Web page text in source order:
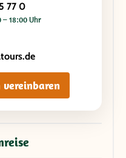
77 0
– 18:00 Uhr